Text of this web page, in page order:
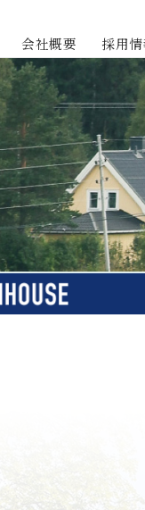
会社概要 採用